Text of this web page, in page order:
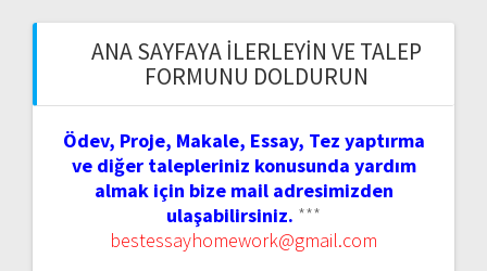
ANA SAYFAYA İLERLEYIN VE TALEP
FORMUNU DOLDURUN
Ödev, Proje, Makale, Essay, Tez yaptırma
ve diğer talepleriniz konusunda yardım
almak için bize mail adresimizden
ulaşabilirsiniz. ***
bestessayhomework@gmail.com